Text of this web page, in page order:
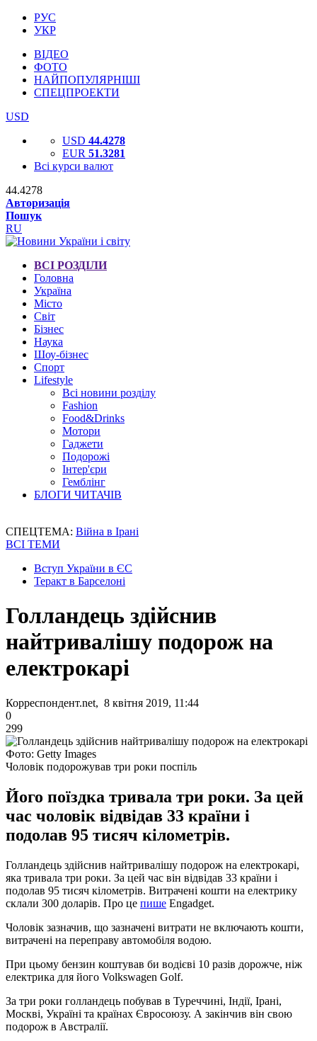
РУС
УКР
ВІДЕО
ФОТО
НАЙПОПУЛЯРНІШІ
СПЕЦПРОЕКТИ
USD
USD 44.4278
EUR 51.3281
Всі курси валют
44.4278
Авторизація
Пошук
RU
ВСІ РОЗДІЛИ
Головна
Україна
Місто
Світ
Бізнес
Наука
Шоу-бізнес
Спорт
Lifestyle
Всі новини розділу
Fashion
Food&Drinks
Мотори
Гаджети
Подорожі
Інтер'єри
Гемблінг
БЛОГИ ЧИТАЧІВ
СПЕЦТЕМА: Війна в Ірані
ВСІ ТЕМИ
Вступ України в ЄС
Теракт в Барселоні
Голландець здійснив
найтривалішу подорож на
електрокарі
Корреспондент.net, 8 квітня 2019, 11:44
0
299
Фото: Getty Images
Чоловік подорожував три роки поспіль
Його поїздка тривала три роки. За цей
час чоловік відвідав 33 країни і
подолав 95 тисяч кілометрів.
Голландець здійснив найтривалішу подорож на електрокарі,
яка тривала три роки. За цей час він відвідав 33 країни і
подолав 95 тисяч кілометрів. Витрачені кошти на електрику
склали 300 доларів. Про це пише Engadget.
Чоловік зазначив, що зазначені витрати не включають кошти,
витрачені на переправу автомобіля водою.
При цьому бензин коштував би водієві 10 разів дорожче, ніж
електрика для його Volkswagen Golf.
За три роки голландець побував в Туреччині, Індії, Ірані,
Москві, Україні та країнах Євросоюзу. А закінчив він свою
подорож в Австралії.